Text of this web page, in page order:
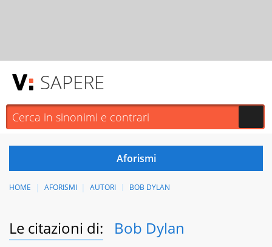
SAPERE
HOME AFORISMI AUTORI BOB DYLAN
Le citazioni di: Bob Dylan